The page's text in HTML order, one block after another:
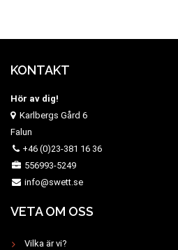
KONTAKT
Hör av dig!
Karlbergs Gård 6
Falun
+46 (0)23-381 16 36
556993-5249
info@swett.se
VETA OM OSS
Vilka är vi?